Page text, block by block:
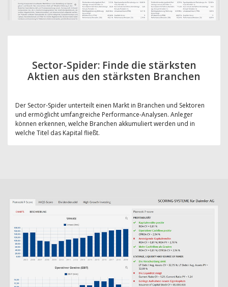
Sector-Spider: Finde die stärksten
Aktien aus den stärksten Branchen
Der Sector-Spider unterteilt einen Markt in Branchen und Sektoren
und ermöglicht umfangreiche Performance-Analysen. Anleger
können erkennen, welche Branchen akkumuliert werden und in
welche Titel das Kapital fließt.